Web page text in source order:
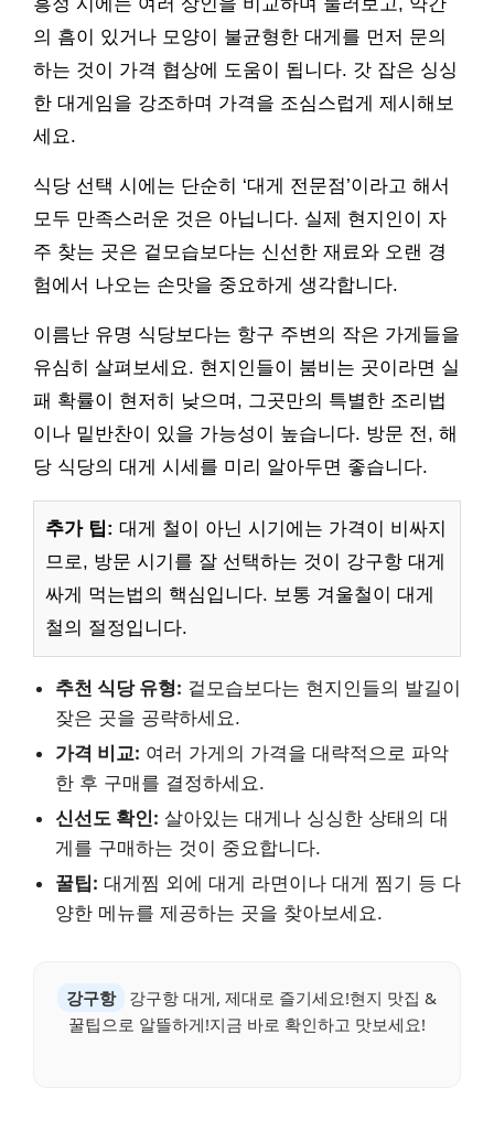
의 흠이 있거나 모양이 불균형한 대게를 먼저 문의
하는 것이 가격 협상에 도움이 됩니다. 갓 잡은 싱싱
한 대게임을 강조하며 가격을 조심스럽게 제시해보
세요.
식당 선택 시에는 단순히 ‘대게 전문점’이라고 해서
모두 만족스러운 것은 아닙니다. 실제 현지인이 자
주 찾는 곳은 겉모습보다는 신선한 재료와 오랜 경
험에서 나오는 손맛을 중요하게 생각합니다.
이름난 유명 식당보다는 항구 주변의 작은 가게들을
유심히 살펴보세요. 현지인들이 붐비는 곳이라면 실
패 확률이 현저히 낮으며, 그곳만의 특별한 조리법
이나 밑반찬이 있을 가능성이 높습니다. 방문 전, 해
당 식당의 대게 시세를 미리 알아두면 좋습니다.
추가 팁: 대게 철이 아닌 시기에는 가격이 비싸지
므로, 방문 시기를 잘 선택하는 것이 강구항 대게
싸게 먹는법의 핵심입니다. 보통 겨울철이 대게
철의 절정입니다.
추천 식당 유형: 겉모습보다는 현지인들의 발길이
잦은 곳을 공략하세요.
가격 비교: 여러 가게의 가격을 대략적으로 파악
한 후 구매를 결정하세요.
신선도 확인: 살아있는 대게나 싱싱한 상태의 대
게를 구매하는 것이 중요합니다.
꿀팁: 대게찜 외에 대게 라면이나 대게 찜기 등 다
양한 메뉴를 제공하는 곳을 찾아보세요.
강구항
강구항 대게, 제대로 즐기세요!현지 맛집 &
꿀팁으로 알뜰하게!지금 바로 확인하고 맛보세요!